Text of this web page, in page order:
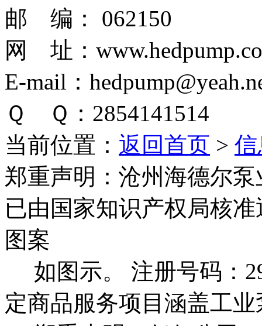
邮 编： 062150
网 址：
E-mail：
Ｑ Ｑ：2854141514
当前位置： 返回首页 >
郑重声明： 沧州海德尔
已由国家知识产权局核
图案
如图示。 注册号码：
定商品服务项目涵盖工